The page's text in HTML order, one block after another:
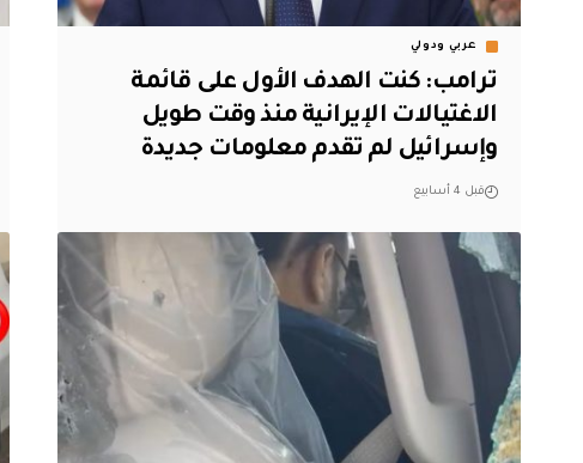
عربي ودولي
ترامب: كنت الهدف الأول على قائمة
الاغتيالات الإيرانية منذ وقت طويل
وإسرائيل لم تقدم معلومات جديدة
قبل 4 أسابيع